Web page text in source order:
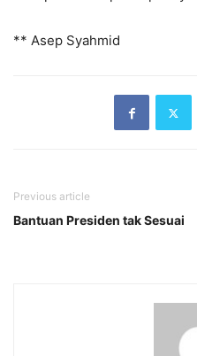
** Asep Syahmid
Previous article
Bantuan Presiden tak Sesuai